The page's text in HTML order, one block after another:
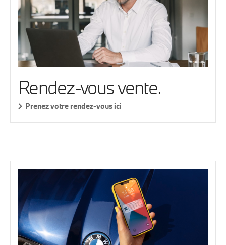
Rendez-vous vente.
Prenez votre rendez-vous ici